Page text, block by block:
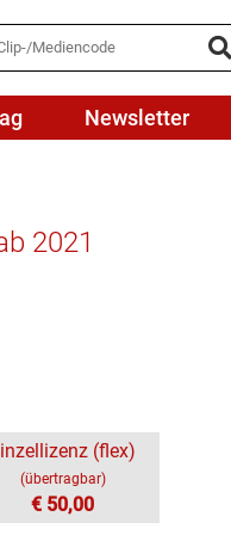
Newsletter
2021
(flex)
(übertragbar)
€ 50,00